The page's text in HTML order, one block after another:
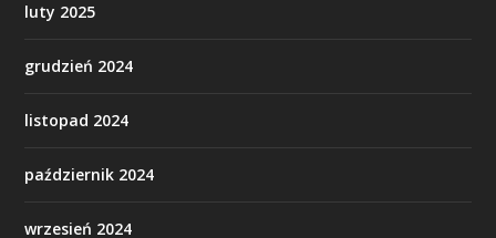
luty 2025
grudzień 2024
listopad 2024
październik 2024
wrzesień 2024